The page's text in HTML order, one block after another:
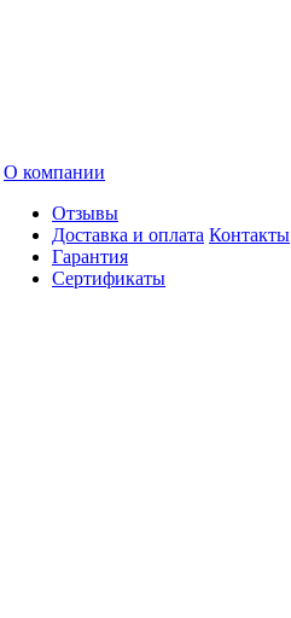
О компании
Отзывы
Доставка и оплата
Гарантия
Сертификаты
Контакты